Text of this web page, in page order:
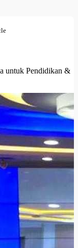
untuk Pendidikan &